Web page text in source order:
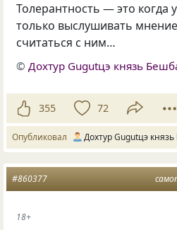
Толерантность — это
только выслушивать
считаться с ним…
© Дохтур Gugutцэ князь
355 72
Опубликовал Дохтур Gugutцэ
#860377
18+